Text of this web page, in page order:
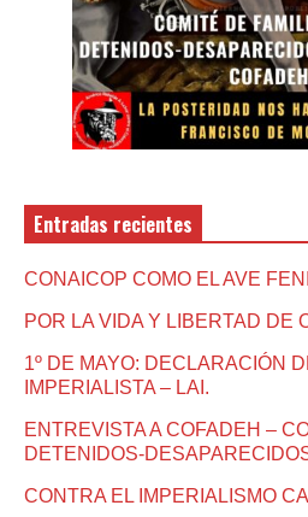
Entradas recientes
CONAICOP COMO EL AVE
POR LA VIDA Y LIBERTAD DE
1º DE MAYO: DECLARACIÓN
IMPERIALISTA – LAI.
ENTREVISTA A COFADEH –
DETENIDOS-
CONTRA EL IMPERIALISMO